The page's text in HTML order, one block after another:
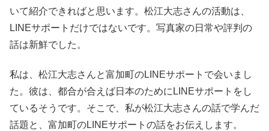
いて紹介できればと思います。松江大志さんの活動は、
LINEサポートだけではないです。写真家の日常や評判の
話は新鮮でした。
私は、松江大志さんと富加町のLINEサポートで会いまし
た。彼は、都合が合えば日本のためにLINEサポートをし
ているそうです。そこで、私が松江大志さんの話で学んだ
話題と、富加町のLINEサポートの話をお伝えします。